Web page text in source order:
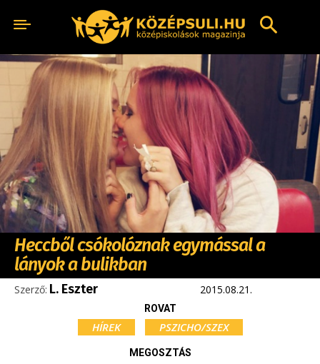
Heccből csókolóznak egymással a
lányok a bulikban
Szerző: L. Eszter 2015.08.21.
ROVAT
HÍREK PSZICHO/SZEX
MEGOSZTÁS